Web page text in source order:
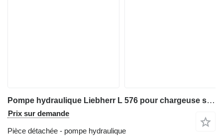
Pompe hydraulique Liebherr L 576 pour chargeuse sur pneus Liebherr L 576
Prix sur demande
Pièce détachée - pompe hydraulique